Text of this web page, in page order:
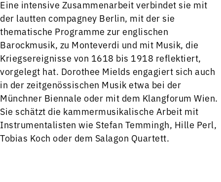
Eine intensive Zusammenarbeit verbindet sie mit
der lautten compagney Berlin, mit der sie
thematische Programme zur englischen
Barockmusik, zu Monteverdi und mit Musik, die
Kriegsereignisse von 1618 bis 1918 reflektiert,
vorgelegt hat. Dorothee Mields engagiert sich auch
in der zeitgenössischen Musik etwa bei der
Münchner Biennale oder mit dem Klangforum Wien.
Sie schätzt die kammermusikalische Arbeit mit
Instrumentalisten wie Stefan Temmingh, Hille Perl,
Tobias Koch oder dem Salagon Quartett.